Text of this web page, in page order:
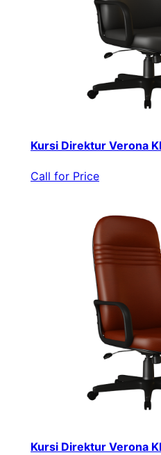
Kursi Direktur Verona
Call for Price
Kursi Direktur Verona